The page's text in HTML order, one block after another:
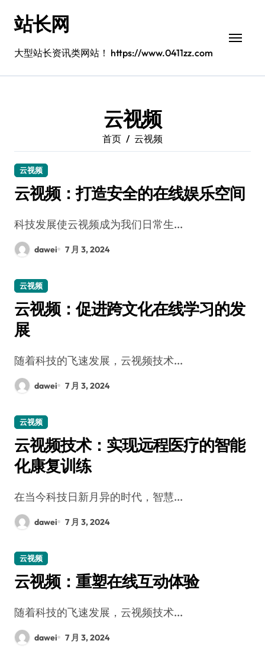
站长网
大型站长资讯类网站！ https://www.0411zz.com
云视频
首页 云视频
云视频
云视频：打造安全的在线娱乐空间
科技发展使云视频成为我们日常生...
dawei 7 月 3, 2024
云视频
云视频：促进跨文化在线学习的发
展
随着科技的飞速发展，云视频技术...
dawei 7 月 3, 2024
云视频
云视频技术：实现远程医疗的智能
化康复训练
在当今科技日新月异的时代，智慧...
dawei 7 月 3, 2024
云视频
云视频：重塑在线互动体验
随着科技的飞速发展，云视频技术...
dawei 7 月 3, 2024